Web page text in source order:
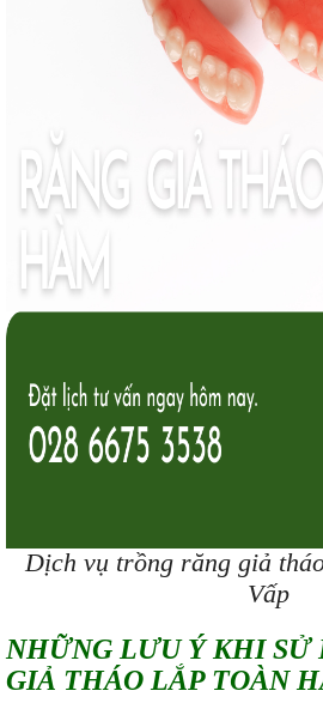
Dịch vụ trồng răng giả
Vấp
NHỮNG LƯU Ý KHI SỬ
GIẢ THÁO LẮP TOÀN